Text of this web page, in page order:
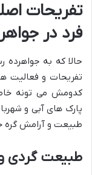
تفریحات
فرد در
حالا که به
تفریحات و فعالیت
کدومش می تونه
پارک های آبی و
طبیعت و آرامش گره
طبیعت گردی و